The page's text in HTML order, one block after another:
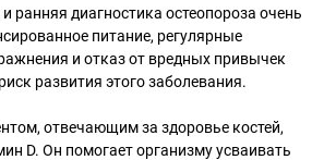
ранняя диагностика остеопороза очень
питание, регулярные
и отказ от вредных привычек
развития этого заболевания.
отвечающим за здоровье костей,
D. Он помогает организму усваивать